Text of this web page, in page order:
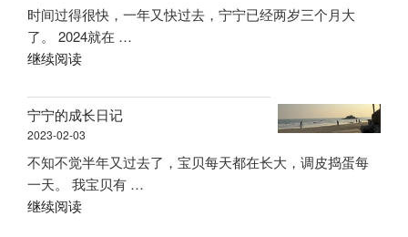
时间过得很快，一年又快过去，宁宁已经两岁三个月大
了。 2024就在 …
继续阅读“宝
成
长
2023.3
–
2023.11”
宁宁的成长日记
2023-02-03
不知不觉半年又过去了，宝贝每天都在长大，调皮捣蛋每
一天。 我宝贝有 …
继续阅读“宁